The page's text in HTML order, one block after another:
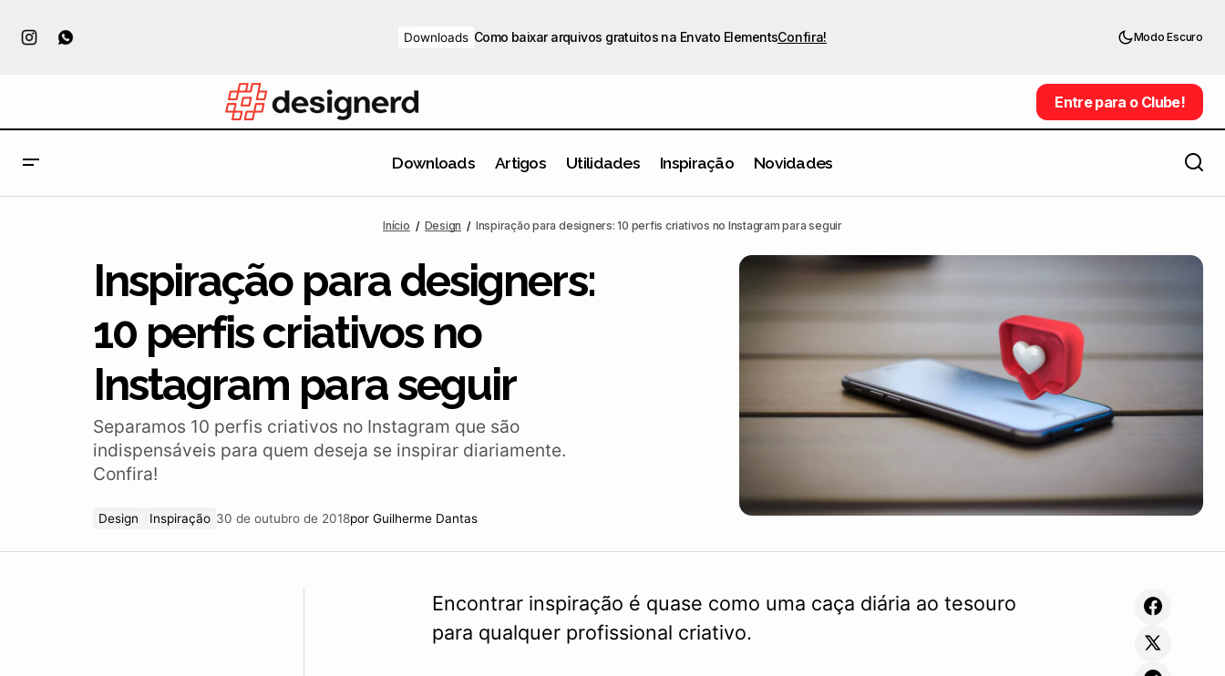
Downloads Como baixar arquivos gratuitos na Envato ElementsConfira! Modo Escuro
Entre para o Clube!
Entre para o Clube!
Downloads Artigos Utilidades Inspiração Novidades
Inspiração Inspiração para designers: 10 perfis criativos no Instagram para seguir
Início Design Inspiração para designers: 10 perfis criativos no Instagram para seguir
Inspiração para designers:
10 perfis criativos no
Instagram para seguir
Separamos 10 perfis criativos no Instagram que são
indispensáveis para quem deseja se inspirar diariamente.
Confira!
Design Inspiração 30 de outubro de 2018por Guilherme Dantas
Encontrar inspiração é quase como uma caça diária ao tesouro
para qualquer profissional criativo.